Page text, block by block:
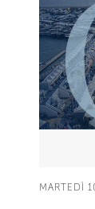
MARTEDÌ